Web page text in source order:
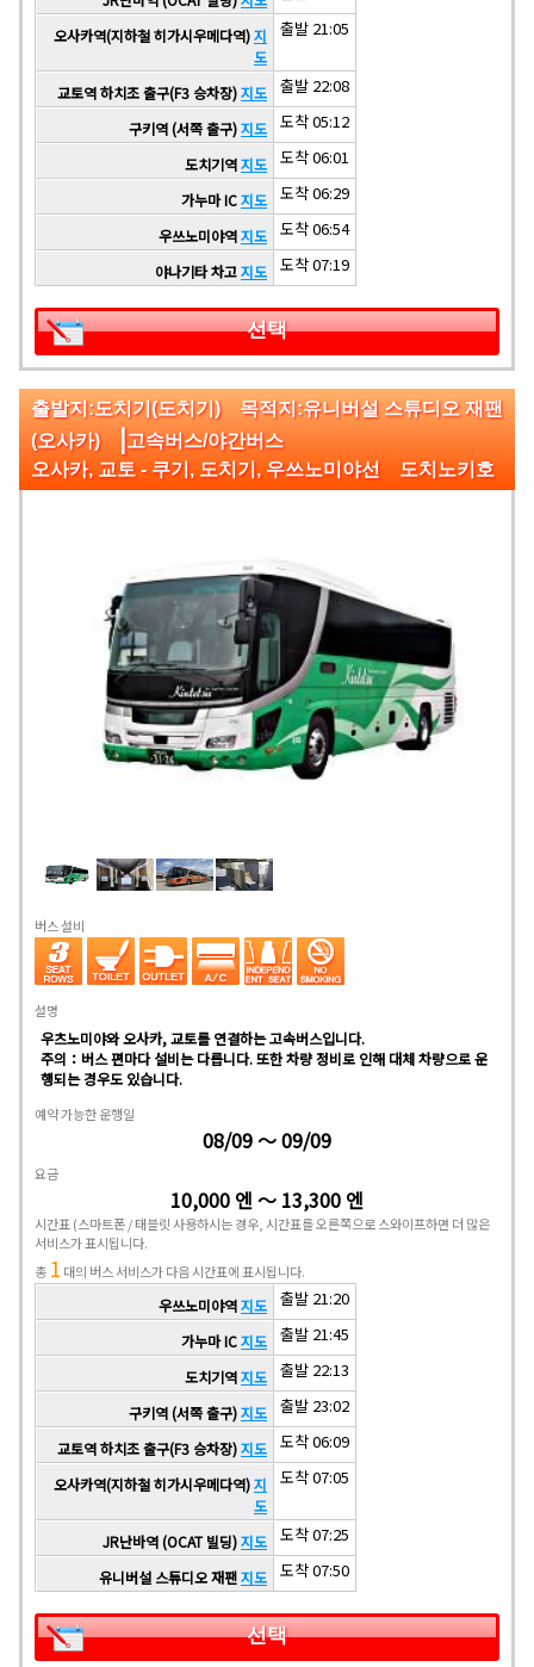
오사카역(지하철 히가시우메다역)지
도
출발 21:05
교토역 하치조 출구(F3 승차장)지도 출발 22:08
구키역 (서쪽 출구)지도 도착 05:12
도치기역지도 도착 06:01
가누마 IC지도 도착 06:29
우쓰노미야역지도 도착 06:54
야나기타 차고지도 도착 07:19
선택
출발지:도치기(도치기) 목적지:유니버설 스튜디오 재팬
(오사카) |고속버스/야간버스
오사카, 교토 - 쿠기, 도치기, 우쓰노미야선 도치노키호
버스 설비
설명
우츠노미야와 오사카, 교토를 연결하는 고속버스입니다.
주의：버스 편마다 설비는 다릅니다. 또한 차량 정비로 인해 대체 차량으로 운
행되는 경우도 있습니다.
예약 가능한 운행일
08/09 ～ 09/09
요금
10,000 엔 ～ 13,300 엔
시간표 (스마트폰 / 태블릿 사용하시는 경우, 시간표를 오른쪽으로 스와이프하면 더 많은
서비스가 표시됩니다.
총 1 대의 버스 서비스가 다음 시간표에 표시됩니다.
우쓰노미야역지도 출발 21:20
가누마 IC지도 출발 21:45
도치기역지도 출발 22:13
구키역 (서쪽 출구)지도 출발 23:02
교토역 하치조 출구(F3 승차장)지도 도착 06:09
오사카역(지하철 히가시우메다역)지
도
도착 07:05
JR난바역 (OCAT 빌딩)지도 도착 07:25
유니버설 스튜디오 재팬지도 도착 07:50
선택